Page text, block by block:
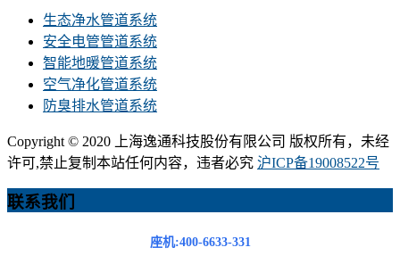
生态净水管道系统
安全电管管道系统
智能地暖管道系统
空气净化管道系统
防臭排水管道系统
Copyright © 2020 上海逸通科技股份有限公司 版权所有，未经
许可,禁止复制本站任何内容，违者必究 沪ICP备19008522号
联系我们
座机:400-6633-331